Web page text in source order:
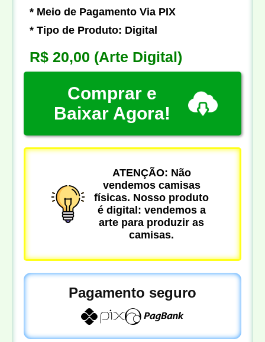
* Meio de Pagamento Via PIX
* Tipo de Produto: Digital
R$ 20,00 (Arte Digital)
Comprar e
Baixar Agora!
ATENÇÃO: Não
vendemos camisas
físicas. Nosso produto
é digital: vendemos a
arte para produzir as
camisas.
Pagamento seguro